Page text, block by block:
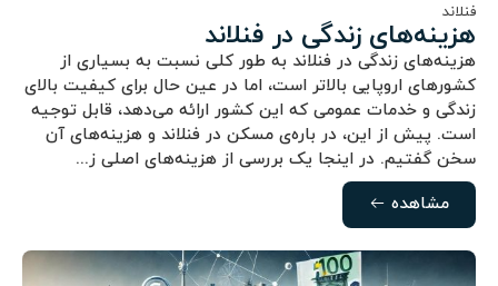
فنلاند
هزینه‌های زندگی در فنلاند
هزینه‌های زندگی در فنلاند به طور کلی نسبت به بسیاری از
کشورهای اروپایی بالاتر است، اما در عین حال برای کیفیت بالای
زندگی و خدمات عمومی که این کشور ارائه می‌دهد، قابل توجیه
است. پیش از این، در باره‌ی مسکن در فنلاند و هزینه‌های آن
سخن گفتیم. در اینجا یک بررسی از هزینه‌های اصلی ز...
مشاهده